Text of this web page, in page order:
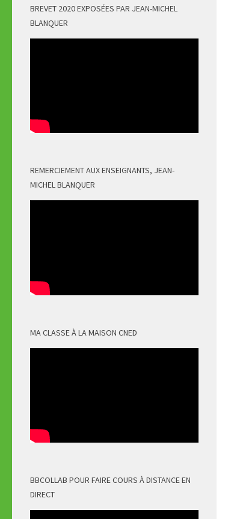
BREVET 2020 EXPOSÉES PAR JEAN-MICHEL
BLANQUER
REMERCIEMENT AUX ENSEIGNANTS, JEAN-
MICHEL BLANQUER
MA CLASSE À LA MAISON CNED
BBCOLLAB POUR FAIRE COURS À DISTANCE EN
DIRECT